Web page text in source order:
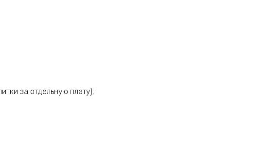
за отдельную плату);